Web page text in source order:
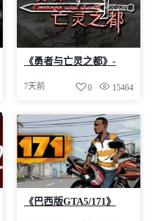
《勇者与亡灵之都》-
官中免安装-简中|容量
7天前 15464
0
《巴西版GTA5/171》